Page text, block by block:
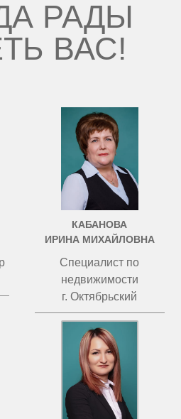
РАДЫ
ВАС!
КАБАНОВА
ИРИНА МИХАЙЛОВНА
Специалист по
недвижимости
г. Октябрьский